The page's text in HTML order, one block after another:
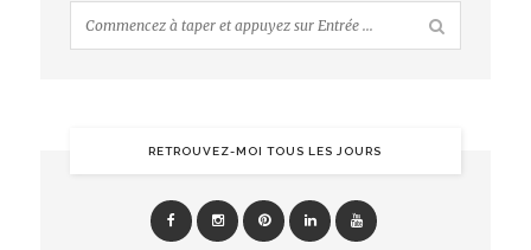
RETROUVEZ-MOI TOUS LES JOURS